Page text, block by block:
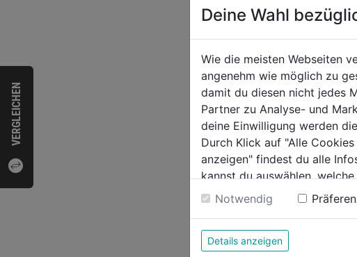
VERGLEICHEN
RE232
0.0 (0)
0.0
Sternen.
1019€
Deine Wahl
Wie die meisten Webseiten
angenehm wie möglich zu
damit du diesen nicht jedes
Partner zu Analyse- und
deine Einwilligung werden
Durch Klick auf "Alle
anzeigen" findest du alle
kannst du auswählen,
Weitere Informationen
Notwendig
Details anzeigen